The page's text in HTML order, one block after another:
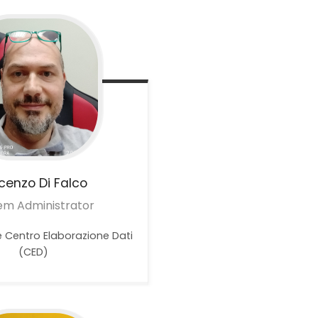
Di Falco
Administrator
Centro Elaborazione Dati
(CED)